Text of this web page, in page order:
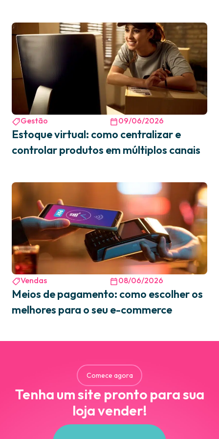
Gestão 09/06/2026
Estoque virtual: como centralizar e
controlar produtos em múltiplos canais
Vendas 08/06/2026
Meios de pagamento: como escolher os
melhores para o seu e-commerce
Comece agora
Tenha um site pronto para sua
loja vender!